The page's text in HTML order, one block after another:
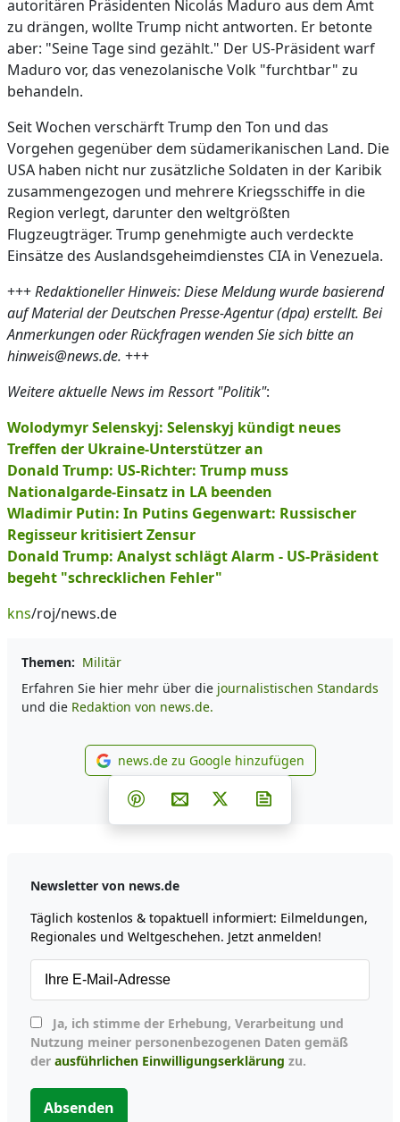
autoritären Präsidenten Nicolás Maduro aus dem Amt
zu drängen, wollte Trump nicht antworten. Er betonte
aber: "Seine Tage sind gezählt." Der US-Präsident warf
Maduro vor, das venezolanische Volk "furchtbar" zu
behandeln.
Seit Wochen verschärft Trump den Ton und das
Vorgehen gegenüber dem südamerikanischen Land. Die
USA haben nicht nur zusätzliche Soldaten in der Karibik
zusammengezogen und mehrere Kriegsschiffe in die
Region verlegt, darunter den weltgrößten
Flugzeugträger. Trump genehmigte auch verdeckte
Einsätze des Auslandsgeheimdienstes CIA in Venezuela.
+++Redaktioneller Hinweis: Diese Meldung wurde basierend
auf Material der Deutschen Presse-Agentur (dpa) erstellt. Bei
Anmerkungen oder Rückfragen wenden Sie sich bitte an
hinweis@news.de. +++
Weitere aktuelle News im Ressort "Politik":
Wolodymyr Selenskyj: Selenskyj kündigt neues
Treffen der Ukraine-Unterstützer an
Donald Trump: US-Richter: Trump muss
Nationalgarde-Einsatz in LA beenden
Wladimir Putin: In Putins Gegenwart: Russischer
Regisseur kritisiert Zensur
Donald Trump: Analyst schlägt Alarm - US-Präsident
begeht "schrecklichen Fehler"
kns/roj/news.de
Themen: Militär
Erfahren Sie hier mehr über die journalistischen Standards
und die Redaktion von news.de.
news.de zu Google
news.de zu Google hinzufügen
Teilen auf Facebook
Teilen auf Whatsapp
Teilen auf Telegram
Teilen auf Pinterest
Per E-Mail teilen
Post auf X
Newsletter von news.de
Täglich kostenlos & topaktuell informiert: Eilmeldungen,
Regionales und Weltgeschehen. Jetzt anmelden!
Nutzung meiner personenbezogenen Daten gemäß
der ausführlichen Einwilligungserklärung zu.
Absenden